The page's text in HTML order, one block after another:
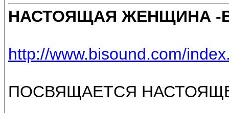
НАСТОЯЩАЯ ЖЕНЩИНА -
http://www.bisound.com/
ПОСВЯЩАЕТСЯ